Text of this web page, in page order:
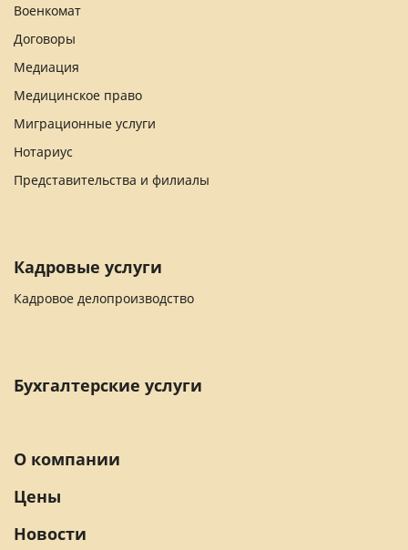
Военкомат
Договоры
Медиация
Медицинское право
Миграционные услуги
Нотариус
Представительства и филиалы
Кадровые услуги
Кадровое делопроизводство
Бухгалтерские услуги
О компании
Цены
Новости